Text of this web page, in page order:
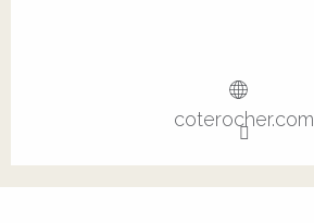
coterocher.com